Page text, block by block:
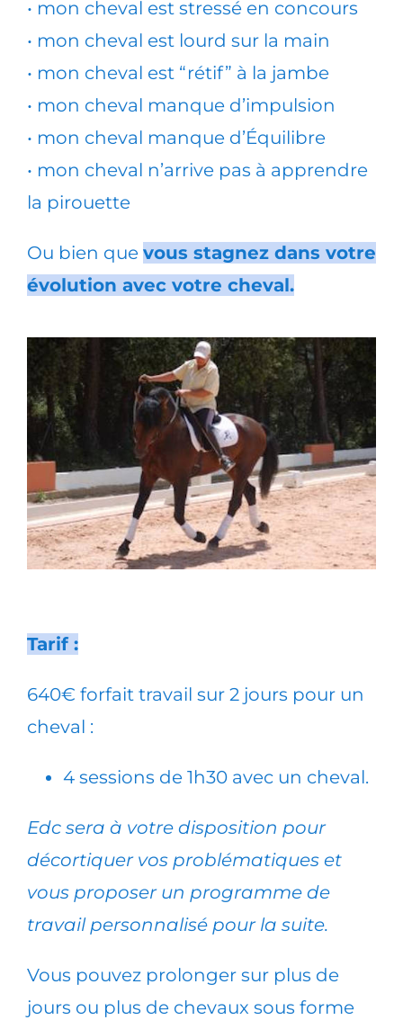
• mon cheval est stressé en concours
• mon cheval est lourd sur la main
• mon cheval est “rétif” à la jambe
• mon cheval manque d’impulsion
• mon cheval manque d’Équilibre
• mon cheval n’arrive pas à apprendre
la pirouette
Ou bien que vous stagnez dans votre
évolution avec votre cheval.
Tarif :
640€ forfait travail sur 2 jours pour un
cheval :
4 sessions de 1h30 avec un cheval.
Edc sera à votre disposition pour
décortiquer vos problématiques et
vous proposer un programme de
travail personnalisé pour la suite.
Vous pouvez prolonger sur plus de
jours ou plus de chevaux sous forme